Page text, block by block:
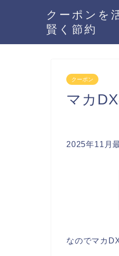
クーポンを
賢く節約
クーポン
マカ
2025年11月
なのでマカ